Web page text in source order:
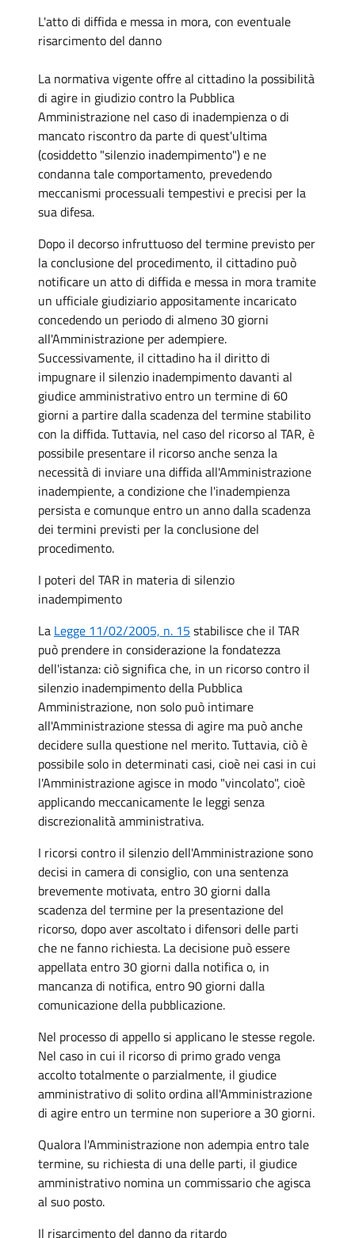
L'atto di diffida e messa in mora, con eventuale
risarcimento del danno
La normativa vigente offre al cittadino la possibilità
di agire in giudizio contro la Pubblica
Amministrazione nel caso di inadempienza o di
mancato riscontro da parte di quest'ultima
(cosiddetto "silenzio inadempimento") e ne
condanna tale comportamento, prevedendo
meccanismi processuali tempestivi e precisi per la
sua difesa.
Dopo il decorso infruttuoso del termine previsto per
la conclusione del procedimento, il cittadino può
notificare un atto di diffida e messa in mora tramite
un ufficiale giudiziario appositamente incaricato
concedendo un periodo di almeno 30 giorni
all'Amministrazione per adempiere.
Successivamente, il cittadino ha il diritto di
impugnare il silenzio inadempimento davanti al
giudice amministrativo entro un termine di 60
giorni a partire dalla scadenza del termine stabilito
con la diffida. Tuttavia, nel caso del ricorso al TAR, è
possibile presentare il ricorso anche senza la
necessità di inviare una diffida all'Amministrazione
inadempiente, a condizione che l'inadempienza
persista e comunque entro un anno dalla scadenza
dei termini previsti per la conclusione del
procedimento.
I poteri del TAR in materia di silenzio
inadempimento
La Legge 11/02/2005, n. 15 stabilisce che il TAR
può prendere in considerazione la fondatezza
dell'istanza: ciò significa che, in un ricorso contro il
silenzio inadempimento della Pubblica
Amministrazione, non solo può intimare
all'Amministrazione stessa di agire ma può anche
decidere sulla questione nel merito. Tuttavia, ciò è
possibile solo in determinati casi, cioè nei casi in cui
l'Amministrazione agisce in modo "vincolato", cioè
applicando meccanicamente le leggi senza
discrezionalità amministrativa.
I ricorsi contro il silenzio dell'Amministrazione sono
decisi in camera di consiglio, con una sentenza
brevemente motivata, entro 30 giorni dalla
scadenza del termine per la presentazione del
ricorso, dopo aver ascoltato i difensori delle parti
che ne fanno richiesta. La decisione può essere
appellata entro 30 giorni dalla notifica o, in
mancanza di notifica, entro 90 giorni dalla
comunicazione della pubblicazione.
Nel processo di appello si applicano le stesse regole.
Nel caso in cui il ricorso di primo grado venga
accolto totalmente o parzialmente, il giudice
amministrativo di solito ordina all'Amministrazione
di agire entro un termine non superiore a 30 giorni.
Qualora l'Amministrazione non adempia entro tale
termine, su richiesta di una delle parti, il giudice
amministrativo nomina un commissario che agisca
al suo posto.
Il risarcimento del danno da ritardo